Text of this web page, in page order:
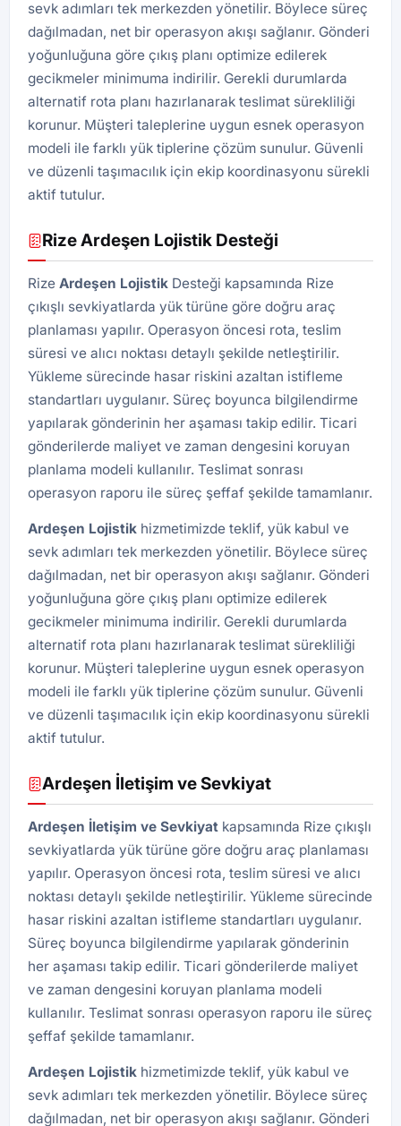
sevk adımları tek merkezden yönetilir. Böylece süreç
dağılmadan, net bir operasyon akışı sağlanır. Gönderi
yoğunluğuna göre çıkış planı optimize edilerek
gecikmeler minimuma indirilir. Gerekli durumlarda
alternatif rota planı hazırlanarak teslimat sürekliliği
korunur. Müşteri taleplerine uygun esnek operasyon
modeli ile farklı yük tiplerine çözüm sunulur. Güvenli
ve düzenli taşımacılık için ekip koordinasyonu sürekli
aktif tutulur.
Rize Ardeşen Lojistik Desteği
Rize Ardeşen Lojistik Desteği kapsamında Rize
çıkışlı sevkiyatlarda yük türüne göre doğru araç
planlaması yapılır. Operasyon öncesi rota, teslim
süresi ve alıcı noktası detaylı şekilde netleştirilir.
Yükleme sürecinde hasar riskini azaltan istifleme
standartları uygulanır. Süreç boyunca bilgilendirme
yapılarak gönderinin her aşaması takip edilir. Ticari
gönderilerde maliyet ve zaman dengesini koruyan
planlama modeli kullanılır. Teslimat sonrası
operasyon raporu ile süreç şeffaf şekilde tamamlanır.
Ardeşen Lojistik hizmetimizde teklif, yük kabul ve
sevk adımları tek merkezden yönetilir. Böylece süreç
dağılmadan, net bir operasyon akışı sağlanır. Gönderi
yoğunluğuna göre çıkış planı optimize edilerek
gecikmeler minimuma indirilir. Gerekli durumlarda
alternatif rota planı hazırlanarak teslimat sürekliliği
korunur. Müşteri taleplerine uygun esnek operasyon
modeli ile farklı yük tiplerine çözüm sunulur. Güvenli
ve düzenli taşımacılık için ekip koordinasyonu sürekli
aktif tutulur.
Ardeşen İletişim ve Sevkiyat
Ardeşen İletişim ve Sevkiyat kapsamında Rize çıkışlı
sevkiyatlarda yük türüne göre doğru araç planlaması
yapılır. Operasyon öncesi rota, teslim süresi ve alıcı
noktası detaylı şekilde netleştirilir. Yükleme sürecinde
hasar riskini azaltan istifleme standartları uygulanır.
Süreç boyunca bilgilendirme yapılarak gönderinin
her aşaması takip edilir. Ticari gönderilerde maliyet
ve zaman dengesini koruyan planlama modeli
kullanılır. Teslimat sonrası operasyon raporu ile süreç
şeffaf şekilde tamamlanır.
Ardeşen Lojistik hizmetimizde teklif, yük kabul ve
sevk adımları tek merkezden yönetilir. Böylece süreç
dağılmadan, net bir operasyon akışı sağlanır. Gönderi